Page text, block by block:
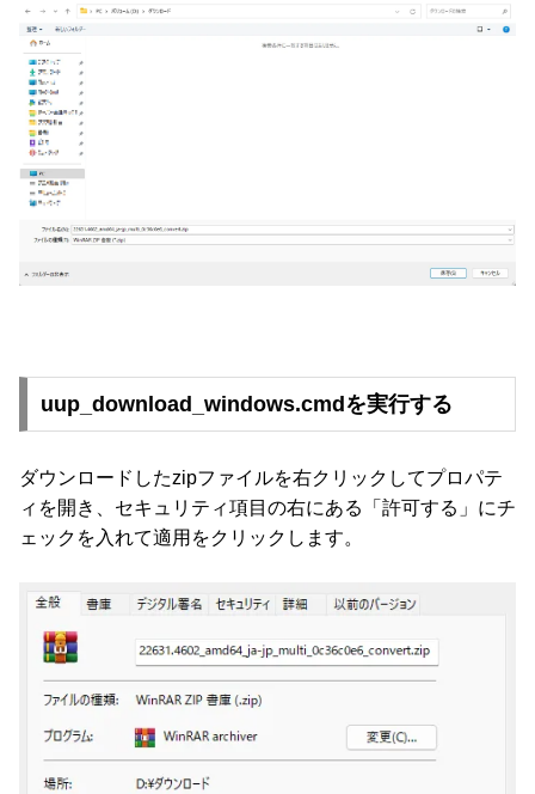
uup_download_windows.cmdを実行する
ダウンロードしたzipファイルを右クリックしてプロパテ
ィを開き、セキュリティ項目の右にある「許可する」にチ
ェックを入れて適用をクリックします。